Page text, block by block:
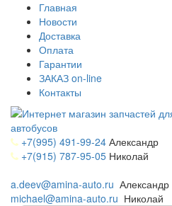
Главная
Новости
Доставка
Оплата
Гарантии
ЗАКАЗ on-line
Контакты
+7(995) 491-99-24 Александр
+7(915) 787-95-05 Николай
a.deev@amina-auto.ru Александр
michael@amina-auto.ru Николай